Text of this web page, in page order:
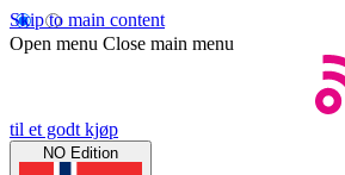
Skip to main content
Open menu Close main menu
til et godt kjøp
NO Edition